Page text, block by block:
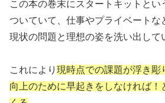
この本の巻末にスタートキットと
ついていて、仕事やプライベートな
現状の問題と理想の姿を洗い出して
これにより 現時点での課題が浮き彫
向上のために早起きをしなければ！